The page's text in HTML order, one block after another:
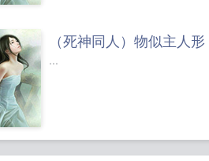
子，虽说早早受封太子，但是元
逝，继后虽说是姨母，却有自己
...